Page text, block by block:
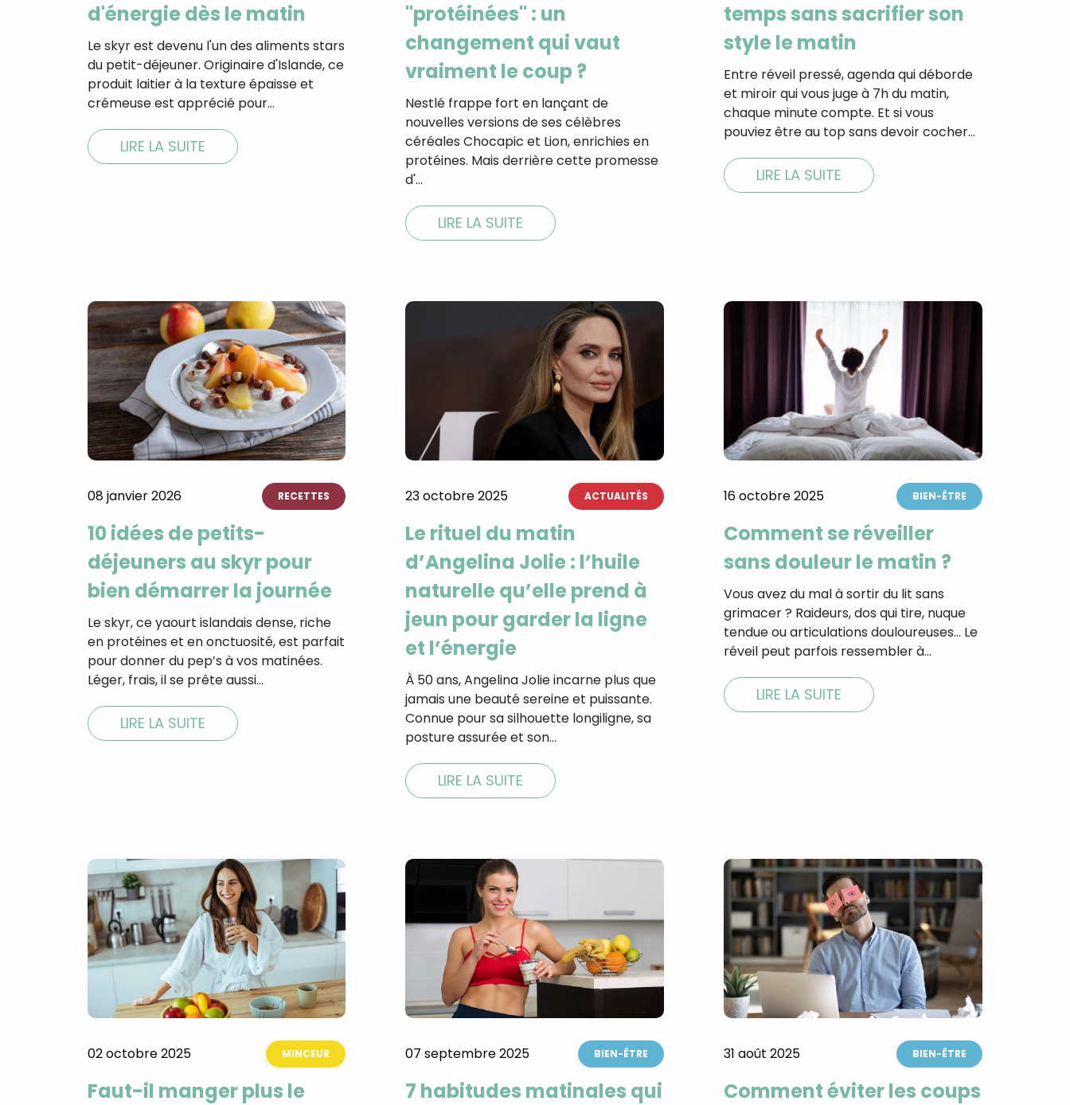
d'énergie dès le matin
Le skyr est devenu l'un des aliments stars
du petit-déjeuner. Originaire d'Islande, ce
produit laitier à la texture épaisse et
crémeuse est apprécié pour…
LIRE LA SUITE
"protéinées" : un
changement qui vaut
vraiment le coup ?
Nestlé frappe fort en lançant de
nouvelles versions de ses célèbres
céréales Chocapic et Lion, enrichies en
protéines. Mais derrière cette promesse
d'…
LIRE LA SUITE
temps sans sacrifier son
style le matin
Entre réveil pressé, agenda qui déborde
et miroir qui vous juge à 7h du matin,
chaque minute compte. Et si vous
pouviez être au top sans devoir cocher…
LIRE LA SUITE
08 janvier 2026 RECETTES
10 idées de petits-
déjeuners au skyr pour
bien démarrer la journée
Le skyr, ce yaourt islandais dense, riche
en protéines et en onctuosité, est parfait
pour donner du pep’s à vos matinées.
Léger, frais, il se prête aussi…
LIRE LA SUITE
23 octobre 2025 ACTUALITÉS
Le rituel du matin
d’Angelina Jolie : l’huile
naturelle qu’elle prend à
jeun pour garder la ligne
et l’énergie
À 50 ans, Angelina Jolie incarne plus que
jamais une beauté sereine et puissante.
Connue pour sa silhouette longiligne, sa
posture assurée et son…
LIRE LA SUITE
16 octobre 2025 BIEN-ÊTRE
Comment se réveiller
sans douleur le matin ?
Vous avez du mal à sortir du lit sans
grimacer ? Raideurs, dos qui tire, nuque
tendue ou articulations douloureuses… Le
réveil peut parfois ressembler à…
LIRE LA SUITE
02 octobre 2025 MINCEUR
Faut-il manger plus le
07 septembre 2025 BIEN-ÊTRE
7 habitudes matinales qui
31 août 2025 BIEN-ÊTRE
Comment éviter les coups
×
Recevez gratuitement 180
recettes inédites de CROQ
Ainsi que la newsletter promotionnelle de
CROQ.
Je consens à ce que la société Digital
des courriels pour mesurer et optimiser les
performances des campagnes. Nous
pourrons savoir si vous ouvrez les courriels,
l'heure à laquelle vous le faites ainsi que
des informations sur le terminal que vous
utilisez. Pour en savoir plus sur ces traceurs,
Je reçois mon cadeau !
Votre adresse email sera utilisée par Digital Prisma Players pour vous
envoyer votre newsletter contenant des offres commerciales
personnalisées. Vous pourrez vous désinscrire en utilisant le lien de
Confidentialité